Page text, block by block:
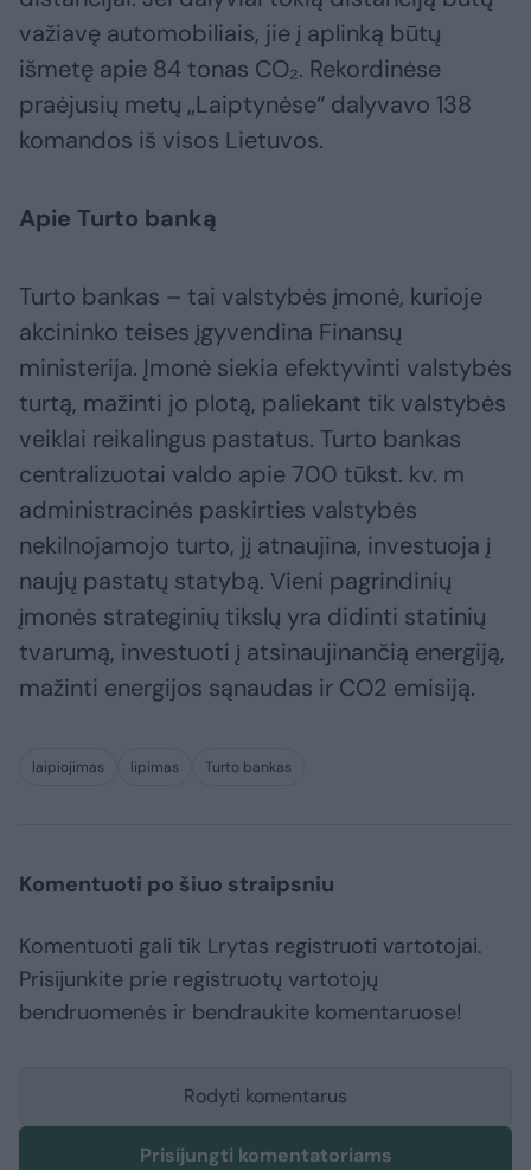
važiavę automobiliais, jie į aplinką būtų
išmetę apie 84 tonas CO₂. Rekordinėse
praėjusių metų „Laiptynėse“ dalyvavo 138
komandos iš visos Lietuvos.
Apie Turto banką
Turto bankas – tai valstybės įmonė, kurioje
akcininko teises įgyvendina Finansų
ministerija. Įmonė siekia efektyvinti valstybės
turtą, mažinti jo plotą, paliekant tik valstybės
veiklai reikalingus pastatus. Turto bankas
centralizuotai valdo apie 700 tūkst. kv. m
administracinės paskirties valstybės
nekilnojamojo turto, jį atnaujina, investuoja į
naujų pastatų statybą. Vieni pagrindinių
įmonės strateginių tikslų yra didinti statinių
tvarumą, investuoti į atsinaujinančią energiją,
mažinti energijos sąnaudas ir CO2 emisiją.
laipiojimas lipimas Turto bankas
Komentuoti po šiuo straipsniu
Komentuoti gali tik Lrytas registruoti vartotojai.
Prisijunkite prie registruotų vartotojų
bendruomenės ir bendraukite komentaruose!
Rodyti komentarus
Prisijungti komentatoriams